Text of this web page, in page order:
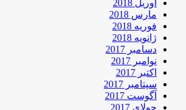
آوریل 2018
مارس 2018
فوریه 2018
ژانویه 2018
دسامبر 2017
نوامبر 2017
اکتبر 2017
سپتامبر 2017
آگوست 2017
جولای 2017